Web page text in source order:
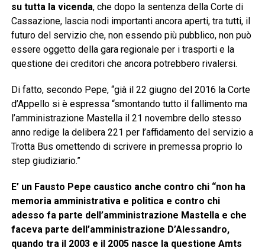
su tutta la vicenda, che dopo la sentenza della Corte di
Cassazione, lascia nodi importanti ancora aperti, tra tutti, il
futuro del servizio che, non essendo più pubblico, non può
essere oggetto della gara regionale per i trasporti e la
questione dei creditori che ancora potrebbero rivalersi.
Di fatto, secondo Pepe, “già il 22 giugno del 2016 la Corte
d’Appello si è espressa “smontando tutto il fallimento ma
l’amministrazione Mastella il 21 novembre dello stesso
anno redige la delibera 221 per l’affidamento del servizio a
Trotta Bus omettendo di scrivere in premessa proprio lo
step giudiziario.”
E’ un Fausto Pepe caustico anche contro chi “non ha
memoria amministrativa e politica e contro chi
adesso fa parte dell’amministrazione Mastella e che
faceva parte dell’amministrazione D’Alessandro,
quando tra il 2003 e il 2005 nasce la questione Amts